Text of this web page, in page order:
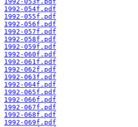
1992-054f.pdf
1992-055f.pdf
1992-056f.pdf
1992-057f.pdf
1992-058f.pdf
1992-059f.pdf
1992-060f.pdf
1992-061f.pdf
1992-062f.pdf
1992-063f.pdf
1992-064f.pdf
1992-065f.pdf
1992-066f.pdf
1992-067f.pdf
1992-068f.pdf
1992-069f.pdf